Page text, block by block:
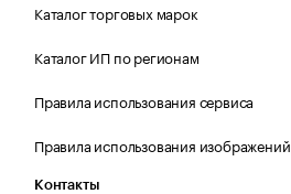
Каталог торговых марок
Каталог ИП по регионам
Правила использования сервиса
Правила использования изображений
Контакты